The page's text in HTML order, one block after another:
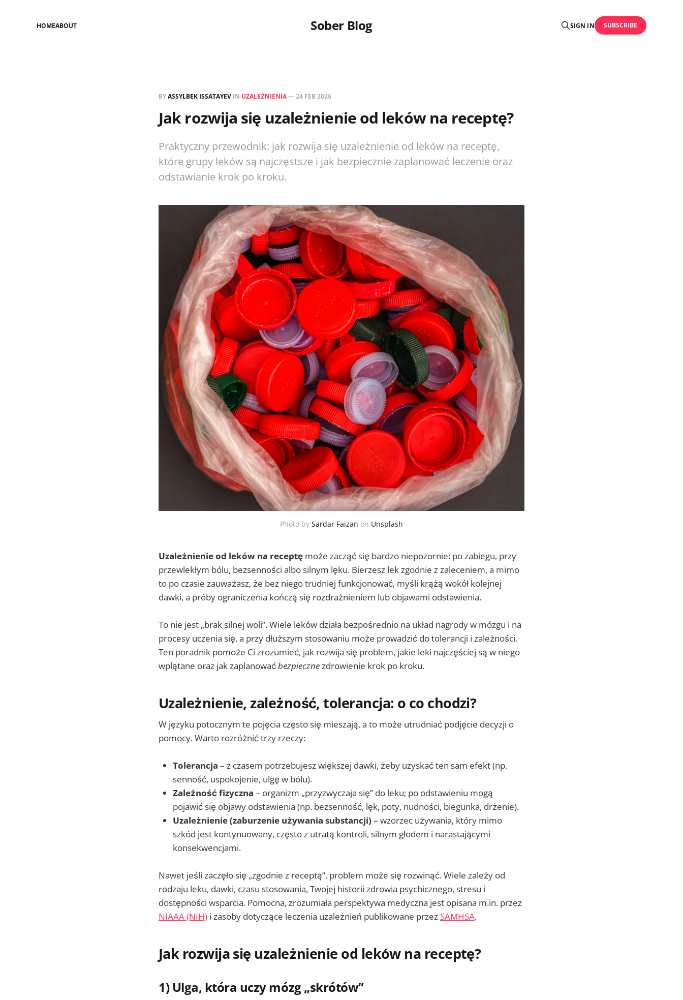
Sober Blog
HOMEABOUT SIGN IN SUBSCRIBE
BYASSYLBEK ISSATAYEV IN UZALEŻNIENIA—24 FEB 2026
Jak rozwija się uzależnienie od leków na receptę?
Praktyczny przewodnik: jak rozwija się uzależnienie od leków na receptę,
które grupy leków są najczęstsze i jak bezpiecznie zaplanować leczenie oraz
odstawianie krok po kroku.
Photo by Sardar Faizan on Unsplash
Uzależnienie od leków na receptę może zacząć się bardzo niepozornie: po zabiegu, przy
przewlekłym bólu, bezsenności albo silnym lęku. Bierzesz lek zgodnie z zaleceniem, a mimo
to po czasie zauważasz, że bez niego trudniej funkcjonować, myśli krążą wokół kolejnej
dawki, a próby ograniczenia kończą się rozdrażnieniem lub objawami odstawienia.
To nie jest „brak silnej woli”. Wiele leków działa bezpośrednio na układ nagrody w mózgu i na
procesy uczenia się, a przy dłuższym stosowaniu może prowadzić do tolerancji i zależności.
Ten poradnik pomoże Ci zrozumieć, jak rozwija się problem, jakie leki najczęściej są w niego
wplątane oraz jak zaplanowaćbezpiecznezdrowienie krok po kroku.
Uzależnienie, zależność, tolerancja: o co chodzi?
W języku potocznym te pojęcia często się mieszają, a to może utrudniać podjęcie decyzji o
pomocy. Warto rozróżnić trzy rzeczy:
Tolerancja – z czasem potrzebujesz większej dawki, żeby uzyskać ten sam efekt (np.
senność, uspokojenie, ulgę w bólu).
Zależność fizyczna – organizm „przyzwyczaja się” do leku; po odstawieniu mogą
pojawić się objawy odstawienia (np. bezsenność, lęk, poty, nudności, biegunka, drżenie).
Uzależnienie (zaburzenie używania substancji) – wzorzec używania, który mimo
szkód jest kontynuowany, często z utratą kontroli, silnym głodem i narastającymi
konsekwencjami.
Nawet jeśli zaczęło się „zgodnie z receptą”, problem może się rozwinąć. Wiele zależy od
rodzaju leku, dawki, czasu stosowania, Twojej historii zdrowia psychicznego, stresu i
dostępności wsparcia. Pomocna, zrozumiała perspektywa medyczna jest opisana m.in. przez
NIAAA (NIH) i zasoby dotyczące leczenia uzależnień publikowane przez SAMHSA.
Jak rozwija się uzależnienie od leków na receptę?
1) Ulga, która uczy mózg „skrótów”